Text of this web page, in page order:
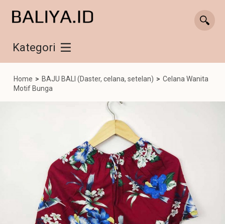
Kategori
Home > BAJU BALI (Daster, celana, setelan) > Celana Wanita
Motif Bunga